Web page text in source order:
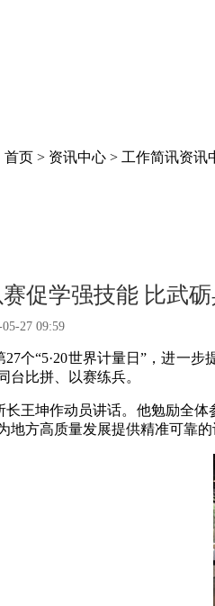
首页 > 资讯中心 > 工作简讯资讯
赛促学强技能 比武
27 09:59
27个“5·20世界计量日”，进一
台比拼、以赛练兵。
长王坤作动员讲话。他勉励全
地方高质量发展提供精准可靠的